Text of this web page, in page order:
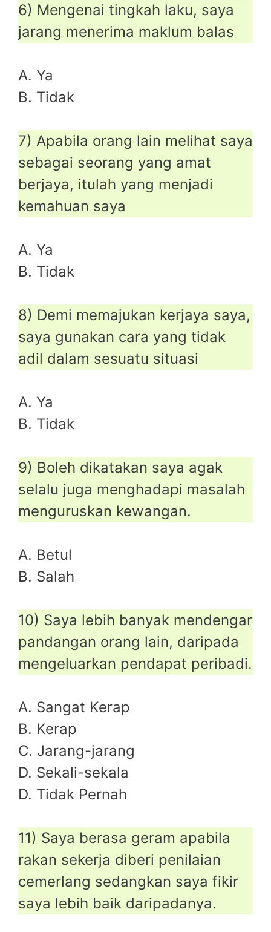
6) Mengenai tingkah laku, saya
jarang menerima maklum balas
A. Ya
B. Tidak
7) Apabila orang lain melihat saya
sebagai seorang yang amat
berjaya, itulah yang menjadi
kemahuan saya
A. Ya
B. Tidak
8) Demi memajukan kerjaya saya,
saya gunakan cara yang tidak
adil dalam sesuatu situasi
A. Ya
B. Tidak
9) Boleh dikatakan saya agak
selalu juga menghadapi masalah
menguruskan kewangan.
A. Betul
B. Salah
10) Saya lebih banyak mendengar
pandangan orang lain, daripada
mengeluarkan pendapat peribadi.
A. Sangat Kerap
B. Kerap
C. Jarang-jarang
D. Sekali-sekala
D. Tidak Pernah
11) Saya berasa geram apabila
rakan sekerja diberi penilaian
cemerlang sedangkan saya fikir
saya lebih baik daripadanya.